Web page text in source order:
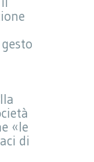
«le
di